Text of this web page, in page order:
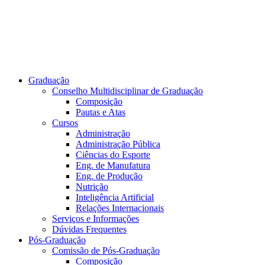
Graduação
Conselho Multidisciplinar de Graduação
Composição
Pautas e Atas
Cursos
Administração
Administração Pública
Ciências do Esporte
Eng. de Manufatura
Eng. de Produção
Nutrição
Inteligência Artificial
Relações Internacionais
Serviços e Informações
Dúvidas Frequentes
Pós-Graduação
Comissão de Pós-Graduação
Composição